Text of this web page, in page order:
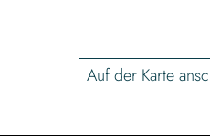
Auf der Karte